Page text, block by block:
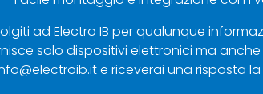
ad Electro IB per qualunque
solo dispositivi elettronici ma
e riceverai una risposta